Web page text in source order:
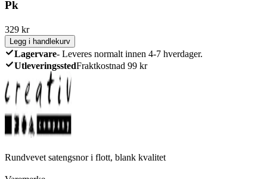
Pk
329 kr
Legg i handlekurv
Lagervare- Leveres normalt innen 4-7 hverdager.
UtleveringsstedFraktkostnad 99 kr
Rundvevet satengsnor i flott, blank kvalitet